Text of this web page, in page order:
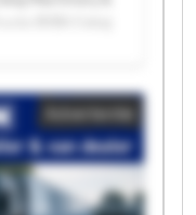
& Trucks
& Trucks
Cekaj
& Trucks
Cekaj
& Trucks
Cekaj
Advertentie